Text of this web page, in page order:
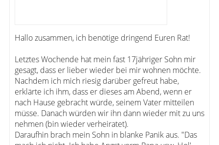
Hallo zusammen, ich benötige dringend Euren Rat!
Letztes Wochende hat mein fast 17jähriger Sohn mir
gesagt, dass er lieber wieder bei mir wohnen möchte.
Nachdem ich mich riesig darüber gefreut habe,
erklärte ich ihm, dass er dieses am Abend, wenn er
nach Hause gebracht würde, seinem Vater mitteilen
müsse. Danach würden wir ihn dann wieder mit zu uns
nehmen (bin wieder verheiratet).
Daraufhin brach mein Sohn in blanke Panik aus. "Das